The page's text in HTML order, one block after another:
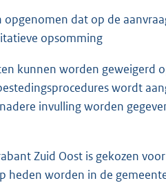
dat op de
opsomming
kunnen worden geweigerd
wordt
invulling worden
Zuid Oost is gekozen
heden worden in de